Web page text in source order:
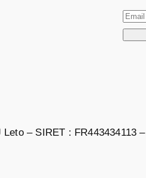
– SIRET : FR443434113 –